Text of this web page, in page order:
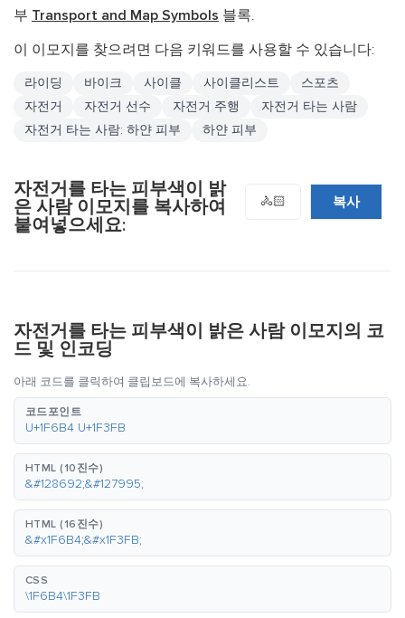
부 Transport and Map Symbols 블록.
이 이모지를 찾으려면 다음 키워드를 사용할 수 있습니다:
라이딩 바이크 사이클 사이클리스트
스포츠
자전거
자전거 선수 자전거 주행
자전거 타는 사람
자전거 타는 사람: 하얀 피부
하얀 피부
자전거를 타는 피부색이 밝
은 사람 이모지를 복사하여
붙여넣으세요:
🚴🏻 복사
자전거를 타는 피부색이 밝은 사람 이모지의 코
드 및 인코딩
아래 코드를 클릭하여 클립보드에 복사하세요.
코드포인트
U+1F6B4 U+1F3FB
HTML (10진수)
&#128692;&#127995;
HTML (16진수)
&#x1F6B4;&#x1F3FB;
CSS
\1F6B4\1F3FB